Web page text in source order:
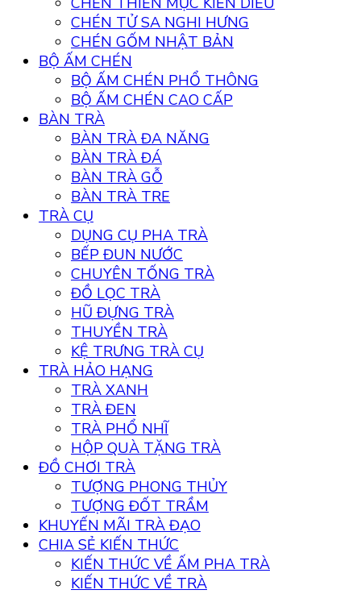
CHÉN TỬ SA NGHI HƯNG
CHÉN GỐM NHẬT BẢN
BỘ ẤM CHÉN
BỘ ẤM CHÉN PHỔ THÔNG
BỘ ẤM CHÉN CAO CẤP
BÀN TRÀ
BÀN TRÀ ĐA NĂNG
BÀN TRÀ ĐÁ
BÀN TRÀ GỖ
BÀN TRÀ TRE
TRÀ CỤ
DỤNG CỤ PHA TRÀ
BẾP ĐUN NƯỚC
CHUYÊN TỐNG TRÀ
ĐỒ LỌC TRÀ
HŨ ĐỰNG TRÀ
THUYỀN TRÀ
KỆ TRƯNG TRÀ CỤ
TRÀ HẢO HẠNG
TRÀ XANH
TRÀ ĐEN
TRÀ PHỔ NHĨ
HỘP QUÀ TẶNG TRÀ
ĐỒ CHƠI TRÀ
TƯỢNG PHONG THỦY
TƯỢNG ĐỐT TRẦM
KHUYẾN MÃI TRÀ ĐẠO
CHIA SẺ KIẾN THỨC
KIẾN THỨC VỀ ẤM PHA TRÀ
KIẾN THỨC VỀ TRÀ